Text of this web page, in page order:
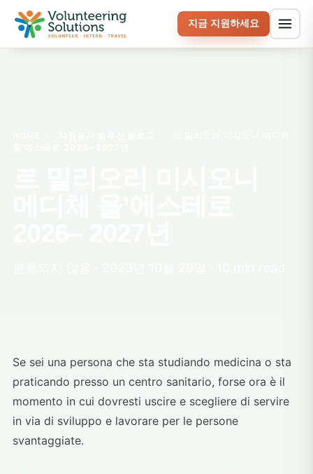
지금 지원하세요
Se sei una persona che sta studiando medicina o sta
praticando presso un centro sanitario, forse ora è il
momento in cui dovresti uscire e scegliere di servire
in via di sviluppo e lavorare per le persone
svantaggiate.